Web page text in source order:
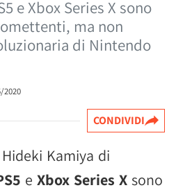
e Xbox Series X sono
ma non
di Nintendo
2020
CONDIVIDI
Kamiya di
e Xbox Series X sono